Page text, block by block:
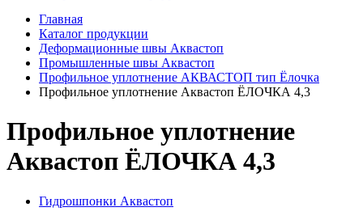
Главная
Каталог продукции
Деформационные швы Аквастоп
Промышленные швы Аквастоп
Профильное уплотнение АКВАСТОП тип Ёлочка
Профильное уплотнение Аквастоп ЁЛОЧКА 4,3
Профильное уплотнение
Аквастоп ЁЛОЧКА 4,3
Гидрошпонки Аквастоп